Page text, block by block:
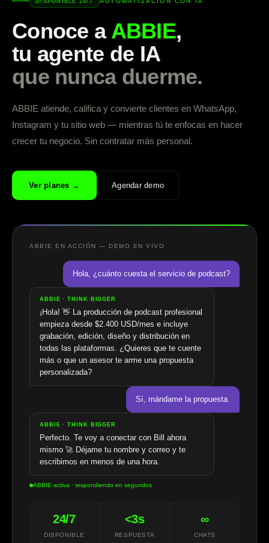
Conoce aABBIE,
tu agente de IA
que nunca duerme.
ABBIE atiende, califica y convierte clientes en WhatsApp,
Instagram y tu sitio web — mientras tú te enfocas en hacer
crecer tu negocio. Sin contratar más personal.
Ver planes → Agendar demo
ABBIE EN ACCIÓN — DEMO EN VIVO
Hola, ¿cuánto cuesta el servicio de podcast?
ABBIE · THINK BIGGER
¡Hola! 👋 La producción de podcast profesional
empieza desde $2.400 USD/mes e incluye
grabación, edición, diseño y distribución en
todas las plataformas. ¿Quieres que te cuente
más o que un asesor te arme una propuesta
personalizada?
Sí, mándame la propuesta.
ABBIE · THINK BIGGER
Perfecto. Te voy a conectar con Bill ahora
mismo 🚀 Déjame tu nombre y correo y te
escribimos en menos de una hora.
ABBIE activa · respondiendo en segundos
24/7
DISPONIBLE
<3s
RESPUESTA
∞
CHATS